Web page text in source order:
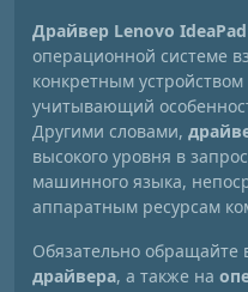
Драйвер Lenovo
операционной системе
конкретным
учитывающий
Другими словами,
высокого уровня в
машинного языка,
аппаратным ресурсам
Обязательно обращайте
драйвера, а также на